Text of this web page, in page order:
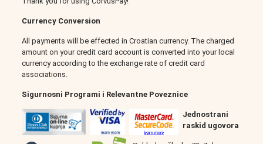
Currency Conversion
All payments will be effected in Croatian currency. The charged
amount on your credit card account is converted into your local
currency according to the exchange rate of credit card
associations.
Sigurnosni Programi i Relevantne Poveznice
Jednostrani
raskid ugovora